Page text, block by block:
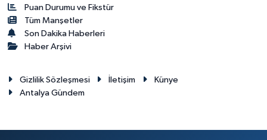
Puan Durumu ve Fikstür
Tüm Manşetler
Son Dakika Haberleri
Haber Arşivi
Gizlilik Sözleşmesi İletişim
Künye
Antalya Gündem